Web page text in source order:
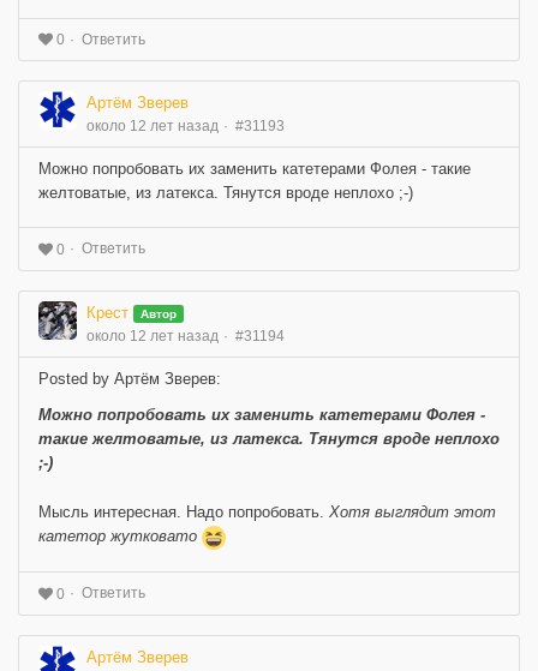
0 Ответить
Артём Зверев
около 12 лет назад #31193
Можно попробовать их заменить катетерами Фолея - такие
желтоватые, из латекса. Тянутся вроде неплохо ;-)
0 Ответить
Крест Автор
около 12 лет назад #31194
Posted by Артём Зверев:
Можно попробовать их заменить катетерами Фолея -
такие желтоватые, из латекса. Тянутся вроде неплохо
;-)
Мысль интересная. Надо попробовать. Хотя выглядит этот
катетор жутковато
0 Ответить
Артём Зверев